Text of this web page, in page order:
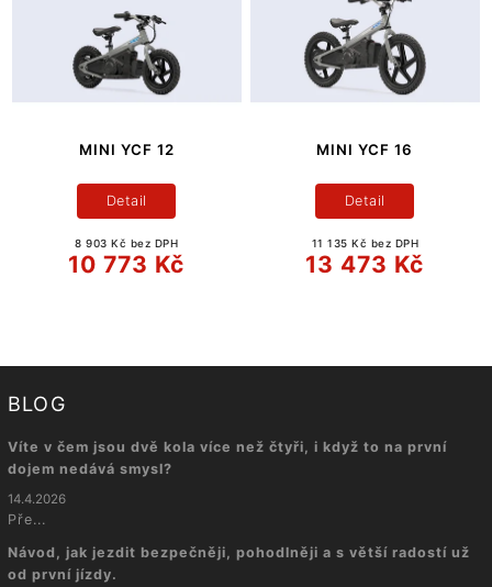
MINI YCF 12
8 903 Kč bez DPH
10 773 Kč
Detail
MINI YCF 16
11 135 Kč bez DPH
13 473 Kč
Detail
BLOG
Víte v čem jsou dvě kola více než čtyři, i když to na první
dojem nedává smysl?
14.4.2026
Pře...
Návod, jak jezdit bezpečněji, pohodlněji a s větší radostí už
od první jízdy.